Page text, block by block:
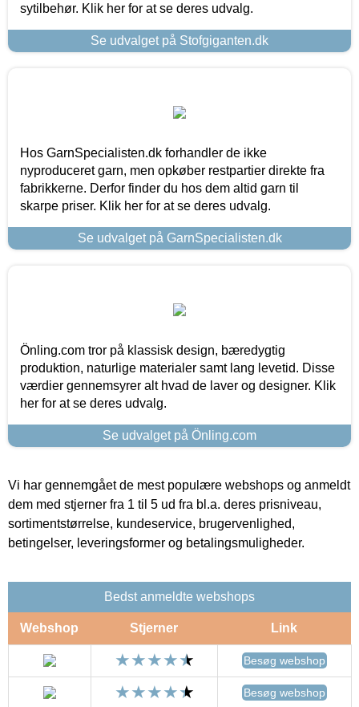
sytilbehør. Klik her for at se deres udvalg.
Se udvalget på Stofgiganten.dk
Hos GarnSpecialisten.dk forhandler de ikke
nyproduceret garn, men opkøber restpartier direkte fra
fabrikkerne. Derfor finder du hos dem altid garn til
skarpe priser. Klik her for at se deres udvalg.
Se udvalget på GarnSpecialisten.dk
Önling.com tror på klassisk design, bæredygtig
produktion, naturlige materialer samt lang levetid. Disse
værdier gennemsyrer alt hvad de laver og designer. Klik
her for at se deres udvalg.
Se udvalget på Önling.com
Vi har gennemgået de mest populære webshops og anmeldt
dem med stjerner fra 1 til 5 ud fra bl.a. deres prisniveau,
sortimentstørrelse, kundeservice, brugervenlighed,
betingelser, leveringsformer og betalingsmuligheder.
Bedst anmeldte webshops
Webshop Stjerner Link
Besøg webshop
Besøg webshop